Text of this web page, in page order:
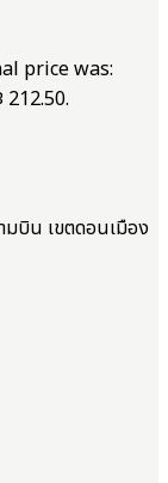
price was:
มบิน เขตดอนเมือง